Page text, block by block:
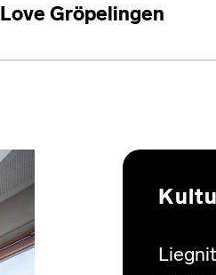
Love Gröpelingen